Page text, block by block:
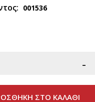
001536
-